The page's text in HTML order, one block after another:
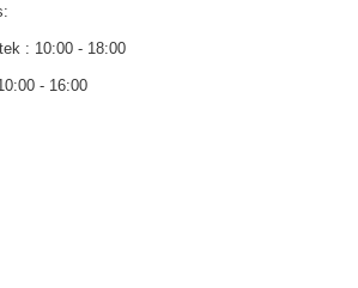
: 10:00 - 18:00
- 16:00